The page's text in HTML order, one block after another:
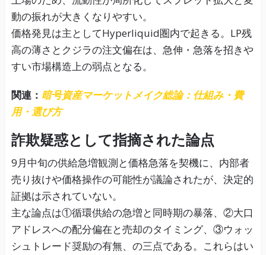
動の振れが大きくなりやすい。
価格発見は主としてHyperliquid圏内で起きる。LP残
高の薄さとクジラの注文偏在は、急伸・急落を招きや
すい市場構造上の弱点となる。
関連： 暗号資産マーケットメイク総論：仕組み・費
用・選び方
詐欺疑惑として指摘された論点
9月中旬の供給急増観測と価格急落を契機に、内部者
売り抜けや価格操作の可能性が議論されたが、決定的
証拠は示されていない。
主な論点は①循環供給の急増と同時期の暴落、②大口
アドレスへの配分偏在と売却のタイミング、③ウォッ
シュトレード奨励の有無、の三点である。これらはい